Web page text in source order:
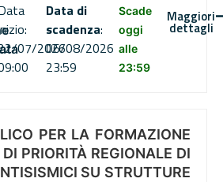
07/2026
Data di
scadenza:
06/08/2026
23:59
Scade
oggi
alle
23:59
Maggiori
dettagli
PER LA FORMAZIONE
DI PRIORITÀ REGIONALE DI
SU STRUTTURE